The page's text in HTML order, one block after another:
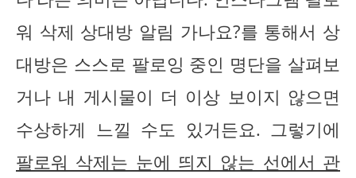
워 삭제 상대방 알림 가나요?를 통해서 상
대방은 스스로 팔로잉 중인 명단을 살펴보
거나 내 게시물이 더 이상 보이지 않으면
수상하게 느낄 수도 있거든요. 그렇기에
팔로워 삭제는 눈에 띄지 않는 선에서 관